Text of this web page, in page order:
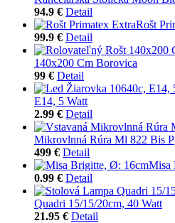
94.9 € Detail
Rošt
99.9 € Detail
140x200 Cm Borovica
99 € Detail
E14, 5 Watt
2.99 € Detail
Mikrovlnná Rúra Ml 822 Bis P
499 € Detail
Misa
0.99 € Detail
Quadri 15/15/20cm, 40 Watt
21.95 € Detail